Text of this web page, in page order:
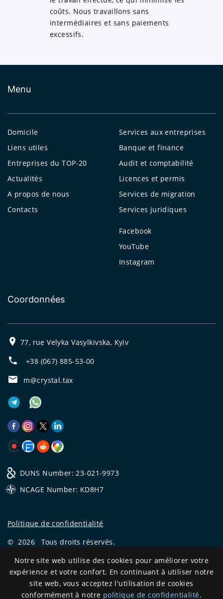
coûts. Nous travaillons sans
intermédiaires et sans paiements
excessifs.
Menu
Domicile
Liens utiles
Entreprises du TOP-20
Actualités
A propos de nous
Contacts
Services aux entreprises
Banque et finance
Audit et comptabilité
Licences et permis
Services de migration
Services juridiques
Facebook
YouTube
Instagram
Coordonnées
77, rue Velyka Vasylkivska, Kyiv
+38 (067) 885-53-00
m@crystal.tax
DUNS Number: 23-021-9973
NCAGE Number: KD8H7
Politique de confidentialité
© 2026
Tous droits réservés.
CRYSTAL.TAX —EXPERT OFFSHORE №❶
Development
and support
Notre site web utilise des cookies pour améliorer votre
expérience et votre confort. En continuant à utiliser notre
site web, vous acceptez l'utilisation de cookies
conformément à notre politique de confidentialité.